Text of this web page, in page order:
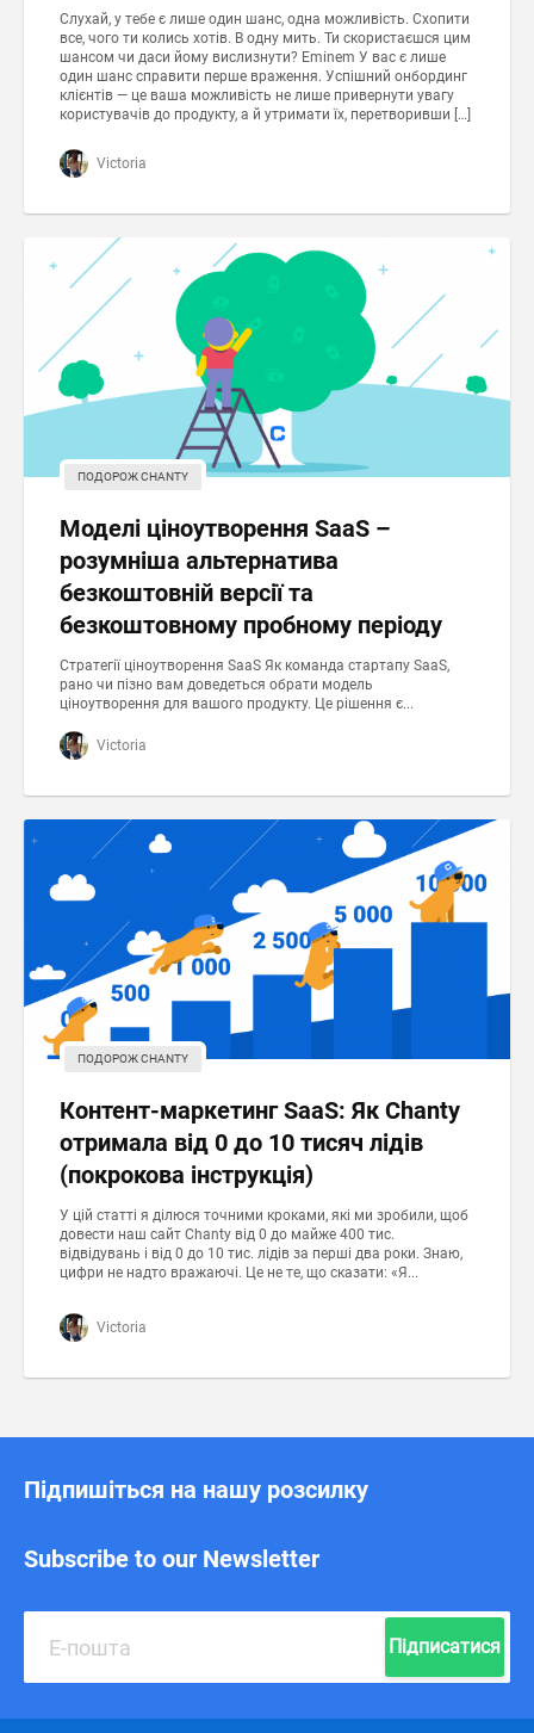
Слухай, у тебе є лише один шанс, одна можливість. Схопити
все, чого ти колись хотів. В одну мить. Ти скористаєшся цим
шансом чи даси йому вислизнути? Eminem У вас є лише
один шанс справити перше враження. Успішний онбординг
клієнтів — це ваша можливість не лише привернути увагу
користувачів до продукту, а й утримати їх, перетворивши […]
Victoria
ПОДОРОЖ CHANTY
Моделі ціноутворення SaaS –
розумніша альтернатива
безкоштовній версії та
безкоштовному пробному періоду
Стратегії ціноутворення SaaS Як команда стартапу SaaS,
рано чи пізно вам доведеться обрати модель
ціноутворення для вашого продукту. Це рішення є...
Victoria
ПОДОРОЖ CHANTY
Контент-маркетинг SaaS: Як Chanty
отримала від 0 до 10 тисяч лідів
(покрокова інструкція)
У цій статті я ділюся точними кроками, які ми зробили, щоб
довести наш сайт Chanty від 0 до майже 400 тис.
відвідувань і від 0 до 10 тис. лідів за перші два роки. Знаю,
цифри не надто вражаючі. Це не те, що сказати: «Я...
Victoria
Підпишіться на нашу розсилку
Subscribe to our Newsletter
Підписатися